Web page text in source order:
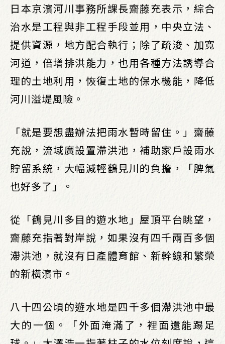
日本京濱河川事務所課長齋藤充表示，綜合
治水是工程與非工程手段並用，中央立法、
提供資源，地方配合執行；除了疏浚、加寬
河道，倍增排洪能力，也用各種方法誘導合
理的土地利用，恢復土地的保水機能，降低
河川溢堤風險。
「就是要想盡辦法把雨水暫時留住。」齋藤
充說，流域廣設置滯洪池，補助家戶設雨水
貯留系統，大幅減輕鶴見川的負擔，「脾氣
也好多了」。
從「鶴見川多目的遊水地」屋頂平台眺望，
齋藤充指著對岸說，如果沒有四千兩百多個
滯洪池，就沒有日產體育館、新幹線和繁榮
的新橫濱市。
八十四公頃的遊水地是四千多個滯洪池中最
大的一個。「外面淹滿了，裡面還能踢足